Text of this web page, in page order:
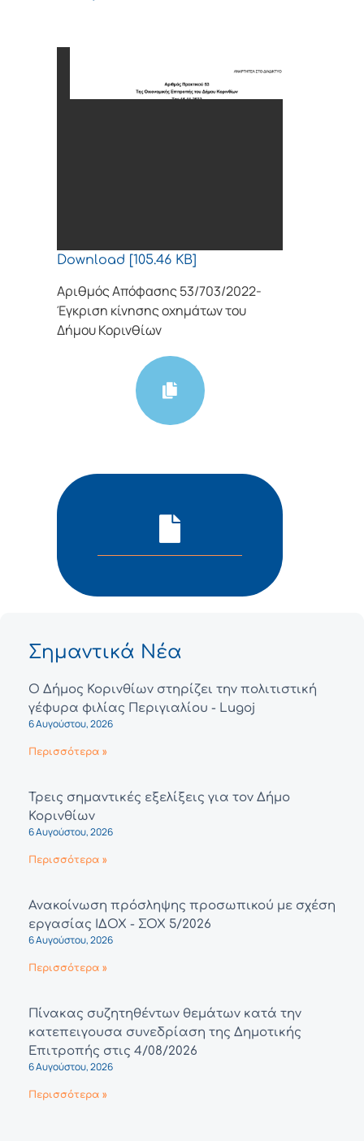
Download [105.46 KB]
Αριθμός Απόφασης 53/703/2022-
Έγκριση κίνησης οχημάτων του
Δήμου Κορινθίων
Σημαντικά Νέα
Ο Δήμος Κορινθίων στηρίζει την πολιτιστική
γέφυρα φιλίας Περιγιαλίου - Lugoj
6 Αυγούστου, 2026
Περισσότερα »
Τρεις σημαντικές εξελίξεις για τον Δήμο
Κορινθίων
6 Αυγούστου, 2026
Περισσότερα »
Ανακοίνωση πρόσληψης προσωπικού με σχέση
εργασίας ΙΔΟΧ - ΣΟΧ 5/2026
6 Αυγούστου, 2026
Περισσότερα »
Πίνακας συζητηθέντων θεμάτων κατά την
κατεπειγουσα συνεδρίαση της Δημοτικής
Επιτροπής στις 4/08/2026
6 Αυγούστου, 2026
Περισσότερα »